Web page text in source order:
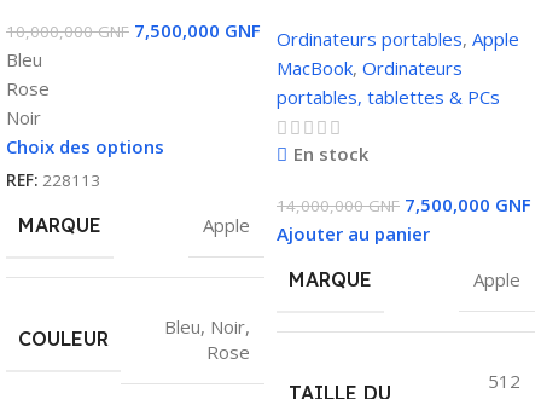
10,000,000GNF 7,500,000 GNF
Bleu
Rose
Noir
Choix des options
REF: 228113
MARQUE Apple
COULEUR
Bleu, Noir,
Rose
Ordinateurs portables, Apple
MacBook, Ordinateurs
portables, tablettes & PCs
En stock
14,000,000GNF 7,500,000 GNF
Ajouter au panier
MARQUE
Apple
TAILLE DU
512